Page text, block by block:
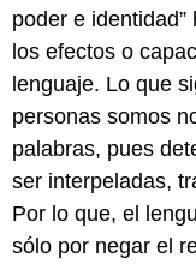
poder e
los efectos o
lenguaje. Lo que
personas somos
palabras, pues
ser interpeladas,
Por lo que, el
sólo por negar el